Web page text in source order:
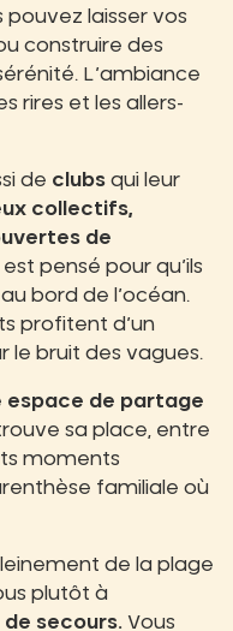
pouvez laisser vos
construire des
L’ambiance
rires et les allers-
de clubs qui leur
collectifs,
de
pensé pour qu’ils
bord de l’océan.
profitent d’un
le bruit des vagues.
espace de partage
sa place, entre
moments
familiale où
de la plage
plutôt à
secours. Vous